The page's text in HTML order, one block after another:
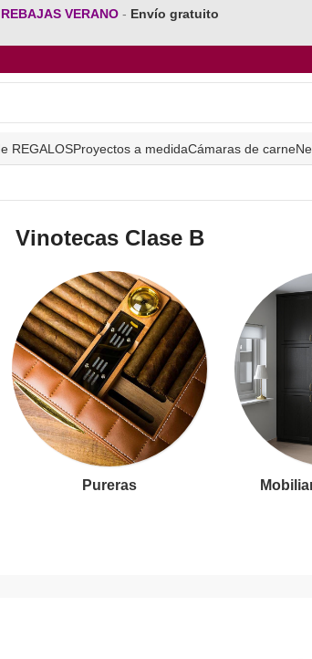
REBAJAS VERANO - Envío gratuito
REGALOSProyectos a medidaCámaras de carne
Vinotecas Clase B
Pureras